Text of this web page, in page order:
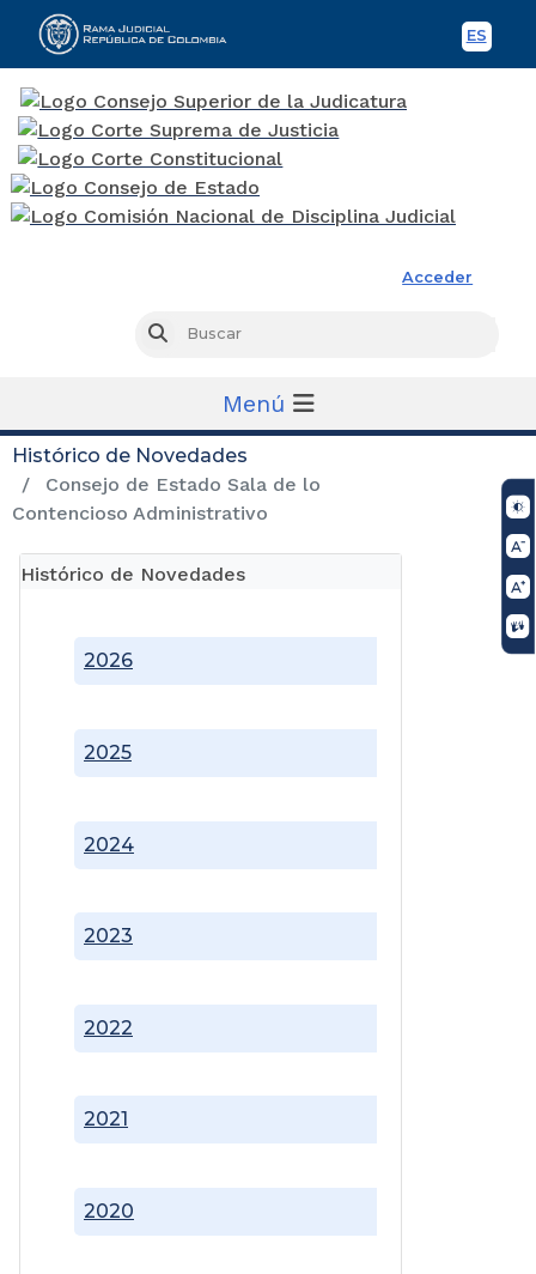
ES
Acceder
Buscar
Menú
Histórico de Novedades
Consejo de Estado Sala de lo
Contencioso Administrativo
Histórico de Novedades
2020
2021
2022
2023
2024
2025
2026